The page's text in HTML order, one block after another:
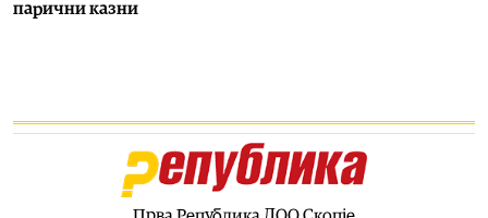
парични казни
08.08.2026
Иран: Отворањето на Ормутскиот Теснец зависи